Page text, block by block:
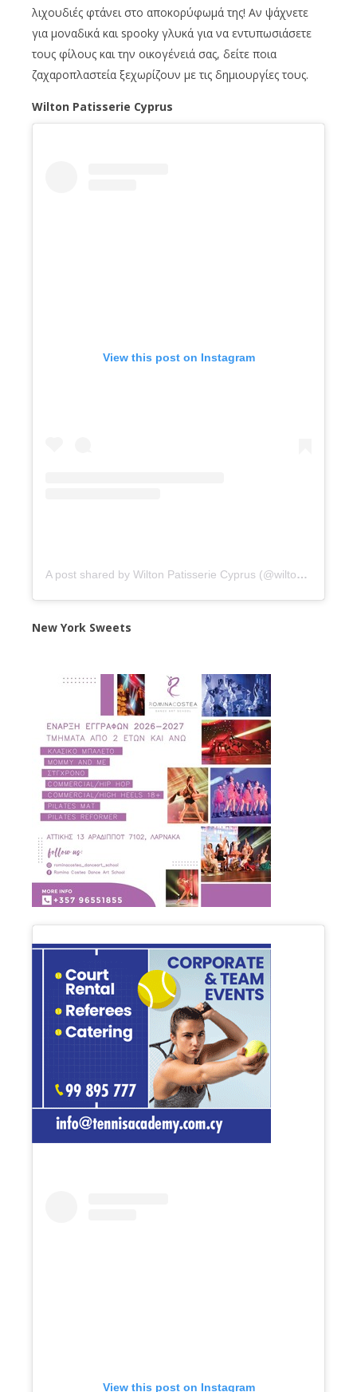
λιχουδιές φτάνει στο αποκορύφωμά της! Αν ψάχνετε
για μοναδικά και spooky γλυκά για να εντυπωσιάσετε
τους φίλους και την οικογένειά σας, δείτε ποια
ζαχαροπλαστεία ξεχωρίζουν με τις δημιουργίες τους.
Wilton Patisserie Cyprus
View this post on Instagram
A post shared by Wilton Patisserie Cyprus (@wiltonpatisseriecyprus)
New York Sweets
View this post on Instagram